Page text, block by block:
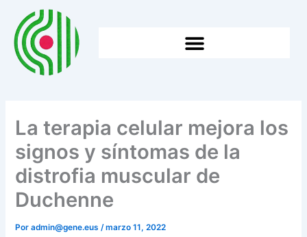
contenido
La terapia celular mejora los
signos y síntomas de la
distrofia muscular de
Duchenne
Poradmin@gene.eus/marzo 11, 2022